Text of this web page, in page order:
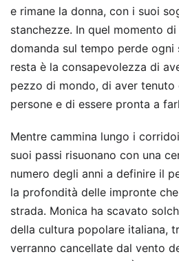
e rimane la donna, con i suoi
stanchezze. In quel momento
domanda sul tempo perde
resta è la consapevolezza di
pezzo di mondo, di aver
persone e di essere pronta a
Mentre cammina lungo i
suoi passi risuonano con una
numero degli anni a definire il
la profondità delle impronte
strada. Monica ha scavato
della cultura popolare italiana,
verranno cancellate dal vento